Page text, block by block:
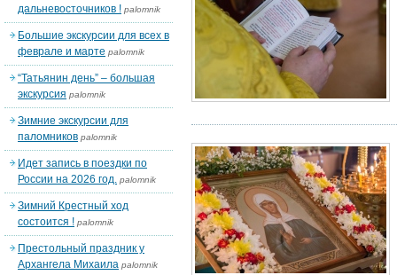
дальневосточников ! palomnik
Большие экскурсии для всех в
феврале и марте palomnik
“Татьянин день” – большая
экскурсия palomnik
Зимние экскурсии для
паломников palomnik
Идет запись в поездки по
России на 2026 год. palomnik
Зимний Крестный ход
состоится ! palomnik
Престольный праздник у
Архангела Михаила palomnik